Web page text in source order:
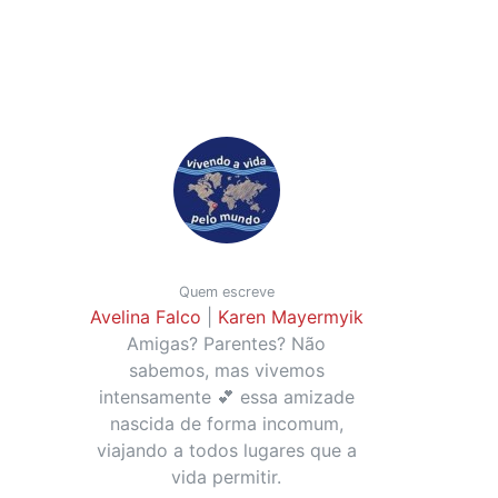
Quem escreve
Avelina Falco
Karen Mayermyik
Amigas? Parentes? Não
sabemos, mas vivemos
intensamente 💕 essa amizade
nascida de forma incomum,
viajando a todos lugares que a
vida permitir.